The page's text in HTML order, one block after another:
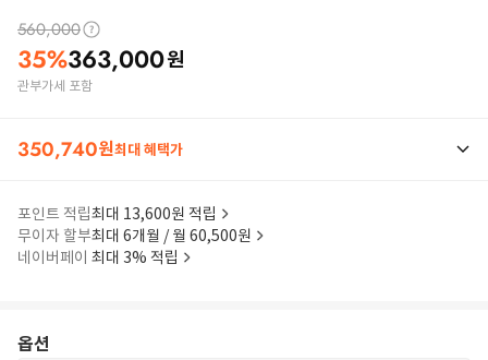
560,000
35%363,000원
관부가세 포함
350,740원최대 혜택가
포인트 적립최대 13,600원 적립
무이자 할부최대 6개월 / 월 60,500원
네이버페이 최대 3% 적립
옵션